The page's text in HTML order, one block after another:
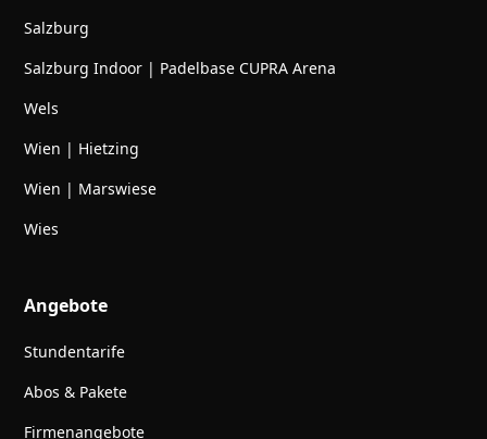
Salzburg
Salzburg Indoor | Padelbase CUPRA Arena
Wels
Wien | Hietzing
Wien | Marswiese
Wies
Angebote
Stundentarife
Abos & Pakete
Firmenangebote